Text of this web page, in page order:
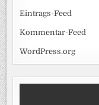
Eintrags-Feed
Kommentar-Feed
WordPress.org